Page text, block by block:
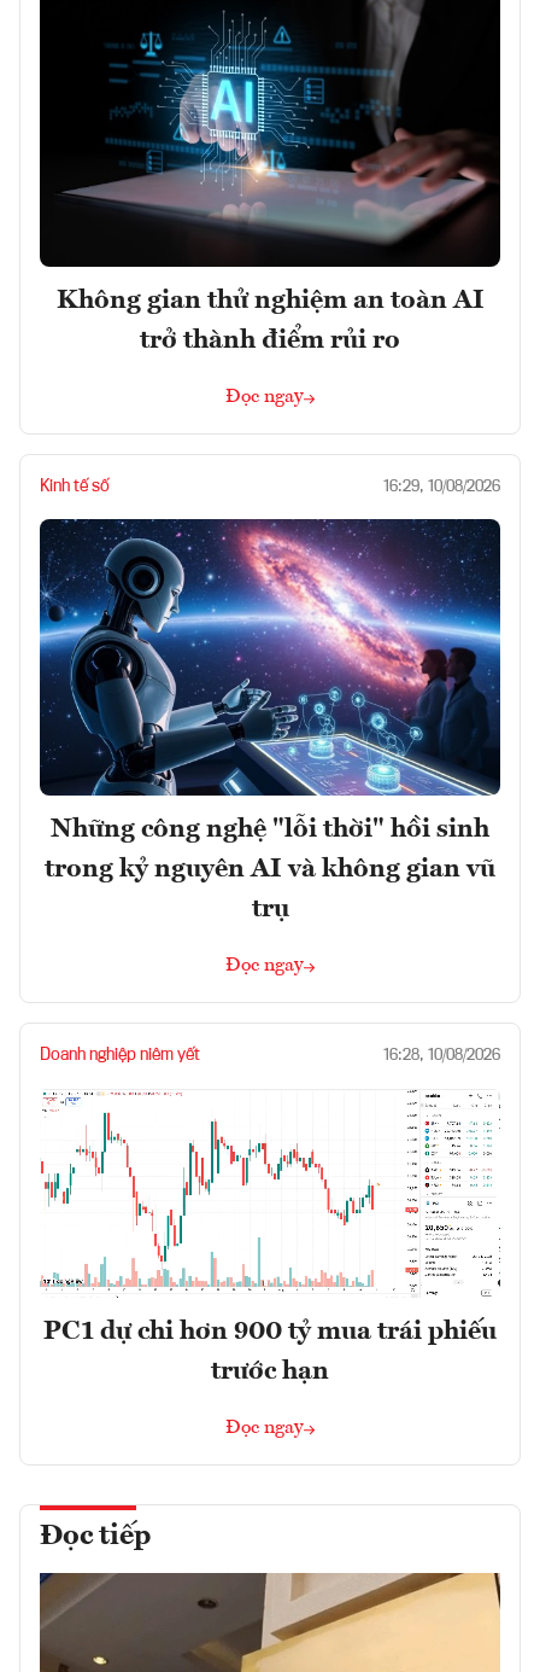
Không gian thử nghiệm an toàn AI
trở thành điểm rủi ro
Đọc ngay
Kinh tế số 16:29, 10/08/2026
Những công nghệ "lỗi thời" hồi sinh
trong kỷ nguyên AI và không gian vũ
trụ
Đọc ngay
Doanh nghiệp niêm yết 16:28, 10/08/2026
PC1 dự chi hơn 900 tỷ mua trái phiếu
trước hạn
Đọc ngay
Đọc tiếp